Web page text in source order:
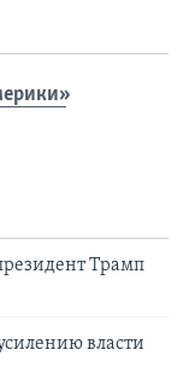
Трамп
власти